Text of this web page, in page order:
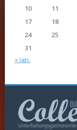
10
11
17
18
24
25
31
« Jan.